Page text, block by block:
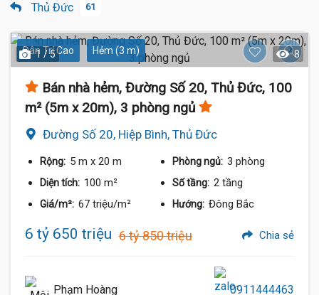
Thủ Đức 61
Dân Trí Cao Hẻm (3 m)
1 / 5 8
Bán nhà hẻm, Đường Số 20, Thủ Đức, 100
m² (5m x 20m), 3 phòng ngủ
Đường Số 20, Hiệp Bình, Thủ Đức
Rộng: 5 m x 20 m Phòng ngủ: 3 phòng
Diện tích: 100 m² Số tầng: 2 tầng
Giá/m²: 67 triệu/m² Hướng: Đông Bắc
6 tỷ 650 triệu 6 tỷ 850 triệu Chia sẻ
Phạm Hoàng 0911444463